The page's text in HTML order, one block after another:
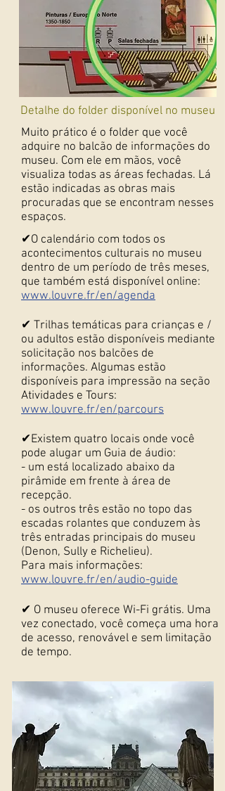
Detalhe do folder disponível no museu
Muito prático é o folder que você
adquire no balcão de informações do
museu. Com ele em mãos, você
visualiza todas as áreas fechadas. Lá
estão indicadas as obras mais
procuradas que se encontram nesses
espaços.
✔O calendário com todos os
acontecimentos culturais no museu
dentro de um período de três meses,
que também está disponível online:
www.louvre.fr/en/agenda
✔ Trilhas temáticas para crianças e /
ou adultos estão disponíveis mediante
solicitação nos balcões de
informações. Algumas estão
disponíveis para impressão na seção
Atividades e Tours:
www.louvre.fr/en/parcours
✔Existem quatro locais onde você
pode alugar um Guia de áudio:
- um está localizado abaixo da
pirâmide em frente à área de
recepção.
- os outros três estão no topo das
escadas rolantes que conduzem às
três entradas principais do museu
(Denon, Sully e Richelieu).
Para mais informações:
www.louvre.fr/en/audio-guide
✔ O museu oferece Wi-Fi grátis. Uma
vez conectado, você começa uma hora
de acesso, renovável e sem limitação
de tempo.